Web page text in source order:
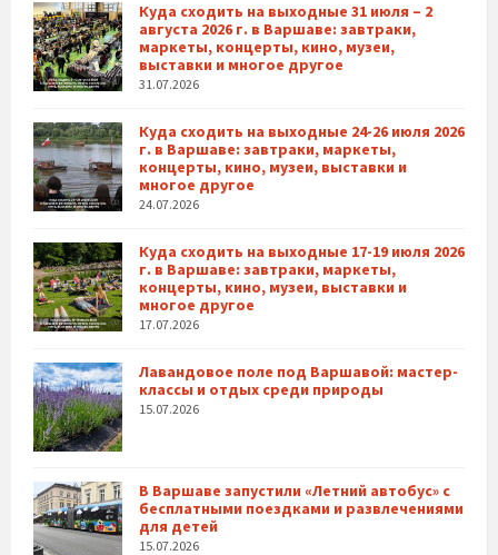
Куда сходить на выходные 31 июля – 2
августа 2026 г. в Варшаве: завтраки,
маркеты, концерты, кино, музеи,
выставки и многое другое
31.07.2026
Куда сходить на выходные 24-26 июля 2026
г. в Варшаве: завтраки, маркеты,
концерты, кино, музеи, выставки и
многое другое
24.07.2026
Куда сходить на выходные 17-19 июля 2026
г. в Варшаве: завтраки, маркеты,
концерты, кино, музеи, выставки и
многое другое
17.07.2026
Лавандовое поле под Варшавой: мастер-
классы и отдых среди природы
15.07.2026
В Варшаве запустили «Летний автобус» с
бесплатными поездками и развлечениями
для детей
15.07.2026